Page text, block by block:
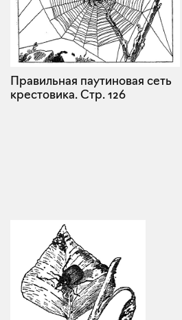
Правильная паутиновая сеть
крестовика. Стр. 126